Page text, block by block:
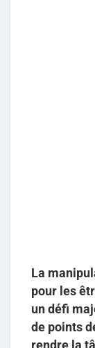
La
pour les
un défi
de points
rendre la